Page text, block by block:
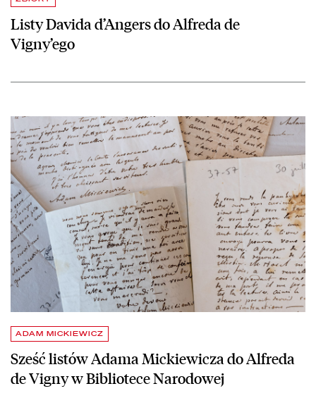
Listy Davida d’Angers do Alfreda de
Vigny’ego
ADAM MICKIEWICZ
Sześć listów Adama Mickiewicza do Alfreda
de Vigny w Bibliotece Narodowej
czytaj więcej o Sześć listów Adama Mickiewicza do Alfreda de